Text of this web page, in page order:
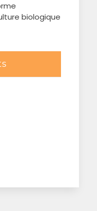
biologique